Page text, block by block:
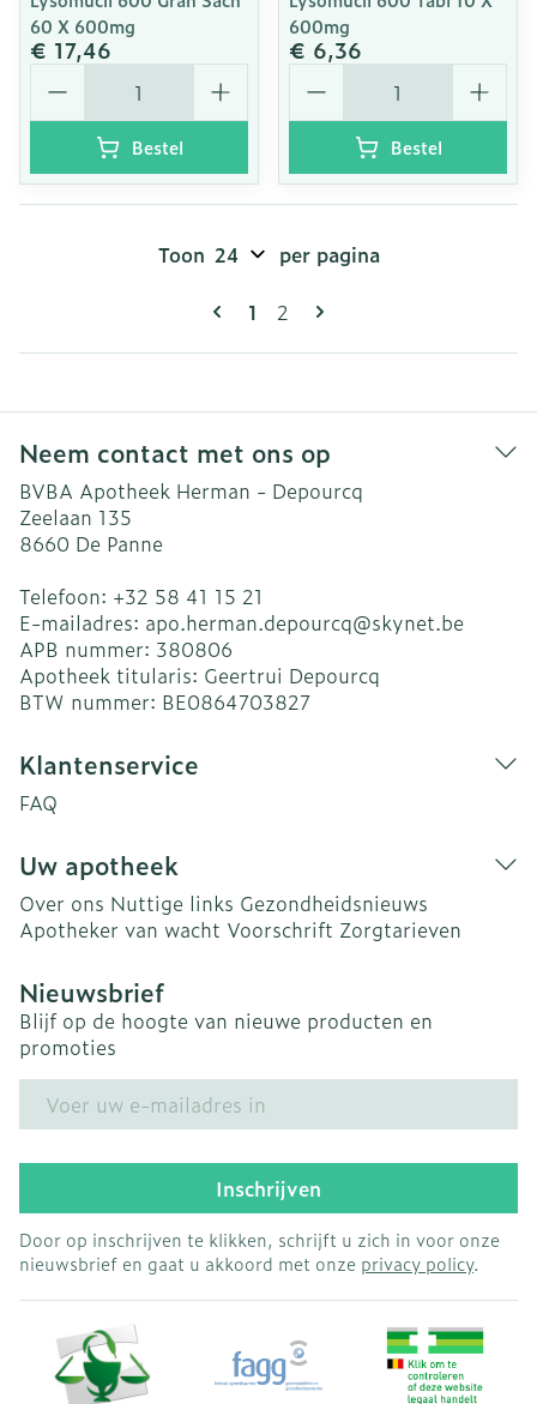
60 X 600mg
€ 17,46
Aantal
Bestel
600mg
€ 6,36
Aantal
Bestel
Pagina's
U lees momenteel pagina
1 Pagina
2
Toon per pagina
Neem contact met ons op
BVBA Apotheek Herman - Depourcq
Zeelaan 135
8660 De Panne
Telefoon: +32 58 41 15 21
E-mailadres: apo.herman.depourcq@skynet.be
APB nummer: 380806
Apotheek titularis: Geertrui Depourcq
BTW nummer: BE0864703827
Klantenservice
FAQ
Uw apotheek
Over ons Nuttige links Gezondheidsnieuws
Apotheker van wacht Voorschrift Zorgtarieven
Nieuwsbrief
Blijf op de hoogte van nieuwe producten en
promoties
Inschrijven
Door op inschrijven te klikken, schrijft u zich in voor onze
nieuwsbrief en gaat u akkoord met onze privacy policy.